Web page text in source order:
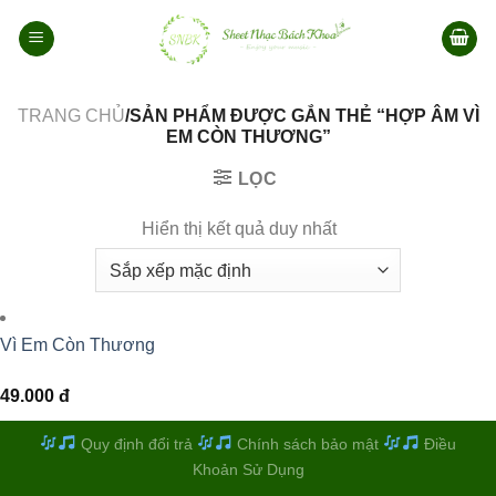
qua
TRANG CHỦ/SẢN PHẨM ĐƯỢC GẮN THẺ “HỢP ÂM VÌ
EM CÒN THƯƠNG”
LỌC
Hiển thị kết quả duy nhất
Vì Em Còn Thương
49.000 đ
Quy định đổi trả Chính sách bảo mật
Điều
Khoản Sử Dụng